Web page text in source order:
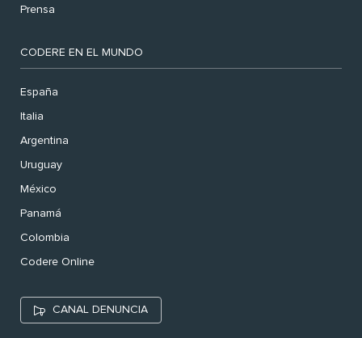
Prensa
CODERE EN EL MUNDO
España
Italia
Argentina
Uruguay
México
Panamá
Colombia
Codere Online
CANAL DENUNCIA